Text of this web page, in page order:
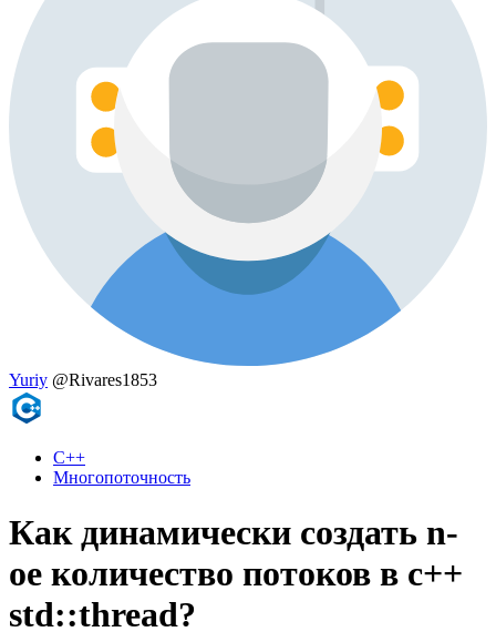
Yuriy @Rivares1853
C++
Многопоточность
Как динамически создать n-
ое количество потоков в с++
std::thread?